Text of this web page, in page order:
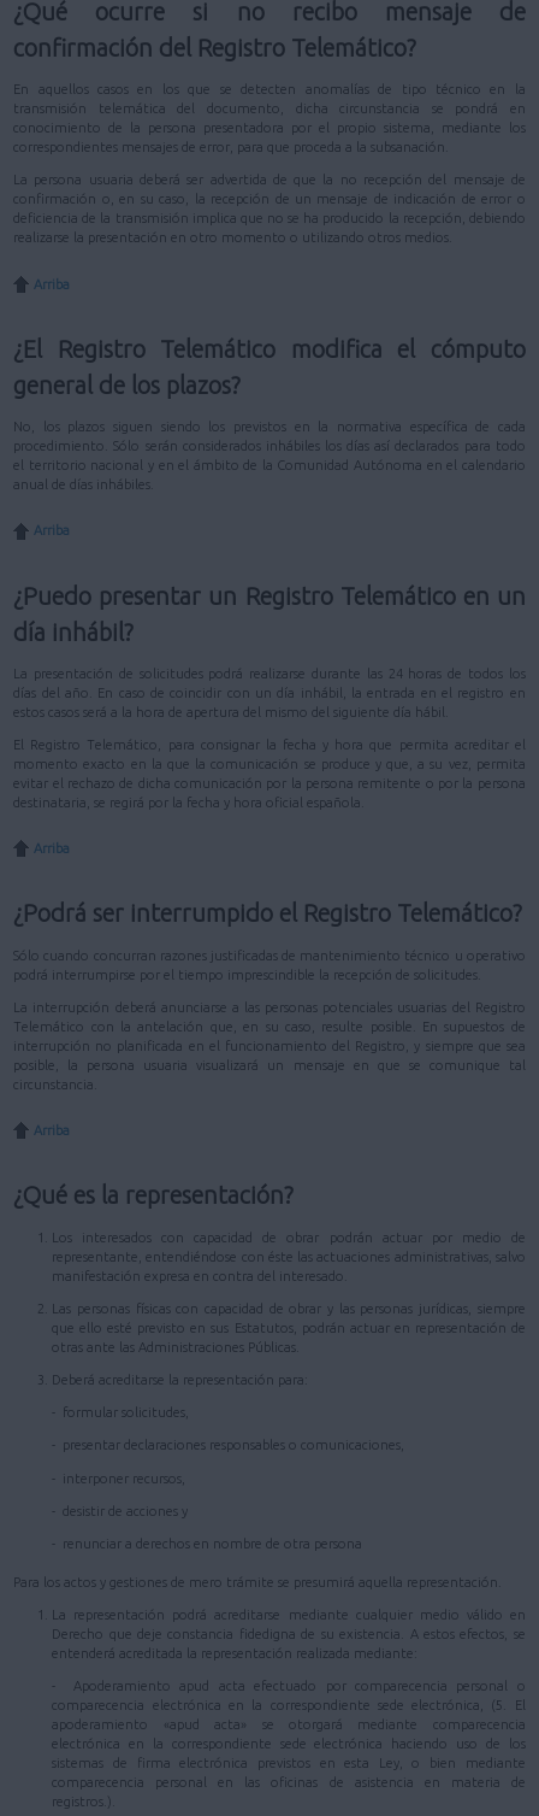
¿Qué ocurre si no recibo mensaje de
confirmación del Registro Telemático?
En aquellos casos en los que se detecten anomalías de tipo técnico en la
transmisión telemática del documento, dicha circunstancia se pondrá en
conocimiento de la persona presentadora por el propio sistema, mediante los
correspondientes mensajes de error, para que proceda a la subsanación.
La persona usuaria deberá ser advertida de que la no recepción del mensaje de
confirmación o, en su caso, la recepción de un mensaje de indicación de error o
deficiencia de la transmisión implica que no se ha producido la recepción, debiendo
realizarse la presentación en otro momento o utilizando otros medios.
Arriba
¿El Registro Telemático modifica el cómputo
general de los plazos?
No, los plazos siguen siendo los previstos en la normativa específica de cada
procedimiento. Sólo serán considerados inhábiles los días así declarados para todo
el territorio nacional y en el ámbito de la Comunidad Autónoma en el calendario
anual de días inhábiles.
Arriba
¿Puedo presentar un Registro Telemático en un
día inhábil?
La presentación de solicitudes podrá realizarse durante las 24 horas de todos los
días del año. En caso de coincidir con un día inhábil, la entrada en el registro en
estos casos será a la hora de apertura del mismo del siguiente día hábil.
El Registro Telemático, para consignar la fecha y hora que permita acreditar el
momento exacto en la que la comunicación se produce y que, a su vez, permita
evitar el rechazo de dicha comunicación por la persona remitente o por la persona
destinataria, se regirá por la fecha y hora oficial española.
Arriba
¿Podrá ser interrumpido el Registro Telemático?
Sólo cuando concurran razones justificadas de mantenimiento técnico u operativo
podrá interrumpirse por el tiempo imprescindible la recepción de solicitudes.
La interrupción deberá anunciarse a las personas potenciales usuarias del Registro
Telemático con la antelación que, en su caso, resulte posible. En supuestos de
interrupción no planificada en el funcionamiento del Registro, y siempre que sea
posible, la persona usuaria visualizará un mensaje en que se comunique tal
circunstancia.
Arriba
¿Qué es la representación?
Los interesados con capacidad de obrar podrán actuar por medio de
representante, entendiéndose con éste las actuaciones administrativas, salvo
manifestación expresa en contra del interesado.
Las personas físicas con capacidad de obrar y las personas jurídicas, siempre
que ello esté previsto en sus Estatutos, podrán actuar en representación de
otras ante las Administraciones Públicas.
Deberá acreditarse la representación para:
- formular solicitudes,
- presentar declaraciones responsables o comunicaciones,
- interponer recursos,
- desistir de acciones y
- renunciar a derechos en nombre de otra persona
Para los actos y gestiones de mero trámite se presumirá aquella representación.
La representación podrá acreditarse mediante cualquier medio válido en
Derecho que deje constancia fidedigna de su existencia. A estos efectos, se
entenderá acreditada la representación realizada mediante:
- Apoderamiento apud acta efectuado por comparecencia personal o
comparecencia electrónica en la correspondiente sede electrónica, (5. El
apoderamiento «apud acta» se otorgará mediante comparecencia
electrónica en la correspondiente sede electrónica haciendo uso de los
sistemas de firma electrónica previstos en esta Ley, o bien mediante
comparecencia personal en las oficinas de asistencia en materia de
registros.).